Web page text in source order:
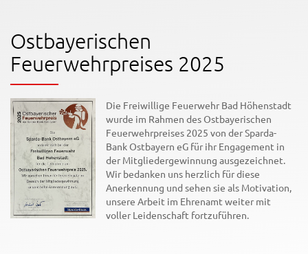
Ostbayerischen
Feuerwehrpreises 2025
Die Freiwillige Feuerwehr Bad Höhenstadt
wurde im Rahmen des Ostbayerischen
Feuerwehrpreises 2025 von der Sparda-
Bank Ostbayern eG für ihr Engagement in
der Mitgliedergewinnung ausgezeichnet.
Wir bedanken uns herzlich für diese
Anerkennung und sehen sie als Motivation,
unsere Arbeit im Ehrenamt weiter mit
voller Leidenschaft fortzuführen.